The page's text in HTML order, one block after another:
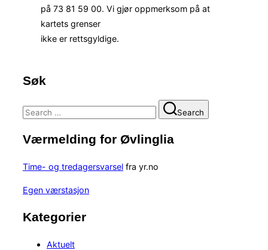
på 73 81 59 00. Vi gjør oppmerksom på at
kartets grenser
ikke er rettsgyldige.
Søk
Search
for:
Search
Værmelding for Øvlinglia
Time- og tredagersvarsel fra yr.no
Egen værstasjon
Kategorier
Aktuelt